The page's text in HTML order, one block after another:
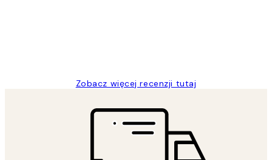
Zobacz więcej recenzji tutaj